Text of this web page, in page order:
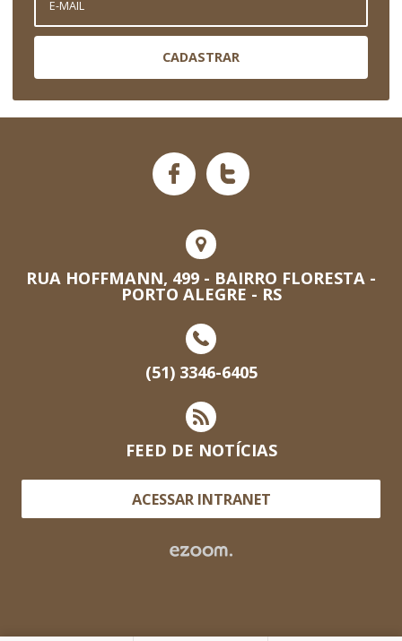
CADASTRAR
RUA HOFFMANN, 499 - BAIRRO FLORESTA -
PORTO ALEGRE - RS
(51) 3346-6405
FEED DE NOTÍCIAS
ACESSAR INTRANET